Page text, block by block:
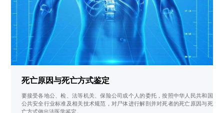
死亡原因与死亡方式鉴定
要接受各地公、检、法等机关、保险公司或个人的委托，按照中华人民共和国
公共安全行业标准及相关技术规范，对尸体进行解剖并对死者的死亡原因与死
亡方式做出法医学鉴定。